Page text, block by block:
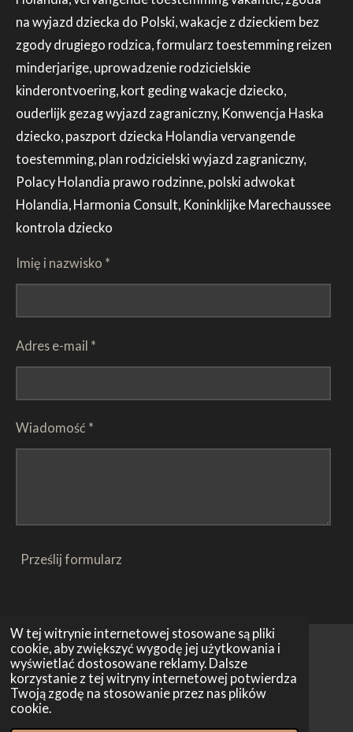
W tej witrynie internetowej stosowane są pliki
cookie, aby zwiększyć wygodę jej użytkowania i
wyświetlać dostosowane reklamy. Dalsze
korzystanie z tej witryny internetowej potwierdza
Twoją zgodę na stosowanie przez nas plików
cookie.
na wyjazd dziecka do Polski, wakacje z dzieckiem bez
zgody drugiego rodzica, formularz toestemming reizen
minderjarige, uprowadzenie rodzicielskie
kinderontvoering, kort geding wakacje dziecko,
ouderlijk gezag wyjazd zagraniczny, Konwencja Haska
dziecko, paszport dziecka Holandia vervangende
toestemming, plan rodzicielski wyjazd zagraniczny,
Polacy Holandia prawo rodzinne, polski adwokat
Holandia, Harmonia Consult, Koninklijke Marechaussee
kontrola dziecko
Imię i nazwisko *
Adres e-mail *
Wiadomość *
Prześlij formularz
© 2026 Harmonia Consult